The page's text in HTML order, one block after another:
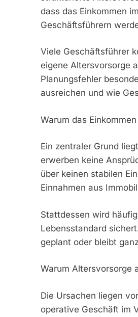
dass das Einkommen
Geschäftsführern
Viele Geschäftsführer
eigene Altersvorsorge
Planungsfehler
ausreichen und wie
Warum das
Ein zentraler Grund
erwerben keine
über keinen stabilen
Einnahmen aus
Stattdessen wird
Lebensstandard
geplant oder bleibt
Warum Altersvorsorge
Die Ursachen liegen
operative Geschäft im